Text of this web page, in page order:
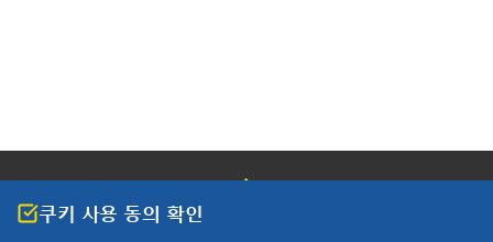
쿠키 사용 동의 확인